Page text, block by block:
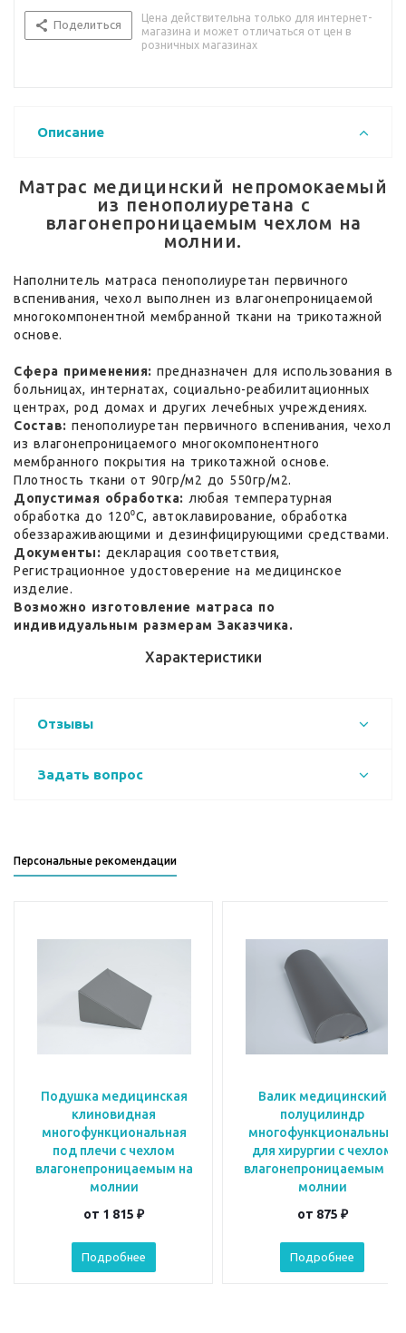
Поделиться
Цена действительна только для интернет-
магазина и может отличаться от цен в
розничных магазинах
Описание
Матрас медицинский непромокаемый
из пенополиуретана с
влагонепроницаемым чехлом на
молнии.
Наполнитель матраса пенополиуретан первичного
вспенивания, чехол выполнен из влагонепроницаемой
многокомпонентной мембранной ткани на трикотажной
основе.
Сфера применения: предназначен для использования в
больницах, интернатах, социально-реабилитационных
центрах, род домах и других лечебных учреждениях.
Состав: пенополиуретан первичного вспенивания, чехол
из влагонепроницаемого многокомпонентного
мембранного покрытия на трикотажной основе.
Плотность ткани от 90гр/м2 до 550гр/м2.
Допустимая обработка: любая температурная
обработка до 120⁰С, автоклавирование, обработка
обеззараживающими и дезинфицирующими средствами.
Документы: декларация соответствия,
Регистрационное удостоверение на медицинское
изделие.
Возможно изготовление матраса по
индивидуальным размерам Заказчика.
Характеристики
Отзывы
Задать вопрос
Персональные рекомендации
Подушка медицинская
клиновидная
многофункциональная
под плечи с чехлом
влагонепроницаемым на
молнии
от 1 815 ₽
Подробнее
Валик медицинский
полуцилиндр
многофункциональный
для хирургии с чехлом
влагонепроницаемым на
молнии
от 875 ₽
Подробнее